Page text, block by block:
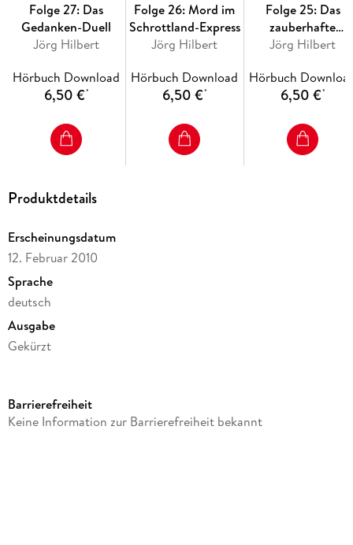
Folge 27: Das
Gedanken-Duell
Jörg Hilbert
Hörbuch Download
6,50 €*
Folge 26: Mord im
Schrottland-Express
Jörg Hilbert
Hörbuch Download
6,50 €*
Folge 25: Das
zauberhafte
Sparschwein
Jörg Hilbert
Hörbuch
6,50 €*
Produktdetails
Erscheinungsdatum
12. Februar 2010
Sprache
deutsch
Ausgabe
Gekürzt
Laufzeit
Barrierefreiheit
Keine Information zur Barrierefreiheit bekannt